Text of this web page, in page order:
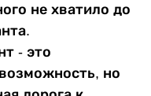
не хватило до
- это
но